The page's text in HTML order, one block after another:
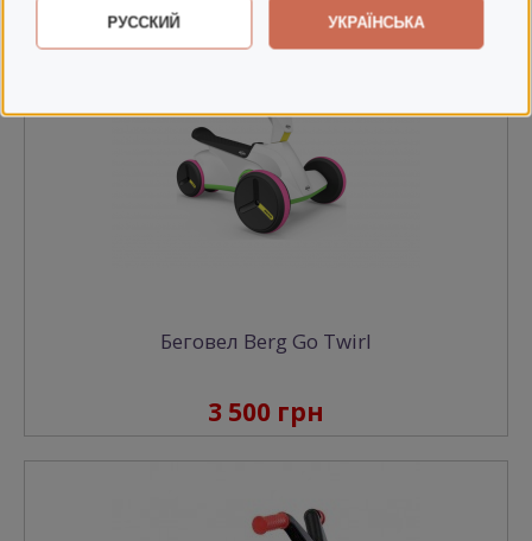
Беговел Berg Go Twirl
3 500 грн
РУССКИЙ УКРАЇНСЬКА